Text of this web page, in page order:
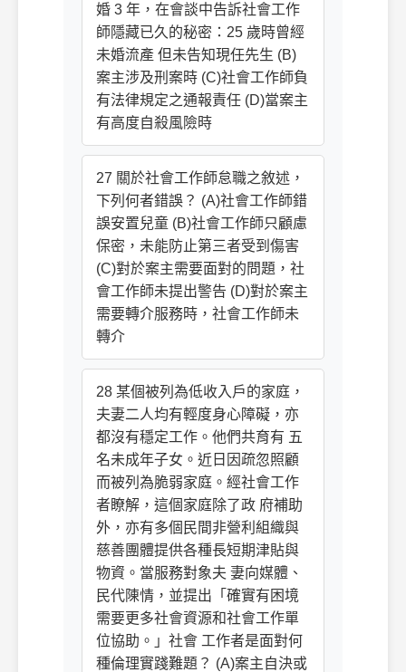
婚 3 年，在會談中告訴社會工作
師隱藏已久的秘密：25 歲時曾經
未婚流產 但未告知現任先生 (B)
案主涉及刑案時 (C)社會工作師負
有法律規定之通報責任 (D)當案主
有高度自殺風險時
27 關於社會工作師怠職之敘述，
下列何者錯誤？ (A)社會工作師錯
誤安置兒童 (B)社會工作師只顧慮
保密，未能防止第三者受到傷害
(C)對於案主需要面對的問題，社
會工作師未提出警告 (D)對於案主
需要轉介服務時，社會工作師未
轉介
28 某個被列為低收入戶的家庭，
夫妻二人均有輕度身心障礙，亦
都沒有穩定工作。他們共育有 五
名未成年子女。近日因疏忽照顧
而被列為脆弱家庭。經社會工作
者瞭解，這個家庭除了政 府補助
外，亦有多個民間非營利組織與
慈善團體提供各種長短期津貼與
物資。當服務對象夫 妻向媒體、
民代陳情，並提出「確實有困境
需要更多社會資源和社會工作單
位協助。」社會 工作者是面對何
種倫理實踐難題？ (A)案主自決或